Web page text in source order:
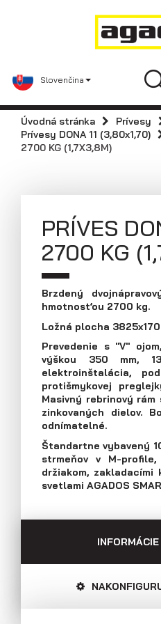
Slovenčina
Novinky a články
Predajcovia
Kontakt
Agados
Náhradné diely
Praktické
Navštívte nás
Dolná 142, 900 01
Tel: +421 33 642
Fax: +421 33 642 2671
E-mail:
Sledujte nás
AGA
Prívesy s
plochy
plochy
Úvodná stránka Prívesy
Prívesy DONA 11 (3,80x1,70)
2700 KG (1,7X3,8M)
PRÍVES
2700 KG
Brzdený
hmotnosťou 2700 kg.
Ložná plocha
Prevedenie s "V"
výškou 350 mm,
elektroinštalácia,
protišmykovej
Masivný rebrinový rám
zinkovaných dielov.
odnímatelné.
Štandartne vybavený
strmeňov v M-
držiakom, zakladacími
svetlami AGADOS